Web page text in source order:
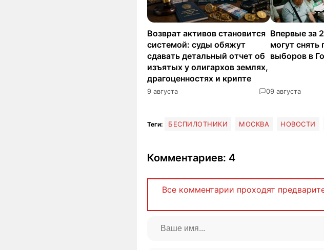
Возврат активов становится
системой: суды обяжут
сдавать детальный отчет об
изъятых у олигархов землях,
драгоценностях и крипте
9 августа 0
Впервые за
могут снять
выборов в
9 августа
Теги: БЕСПИЛОТНИКИ МОСКВА НОВОСТИ
Комментариев: 4
Все комментарии проходят